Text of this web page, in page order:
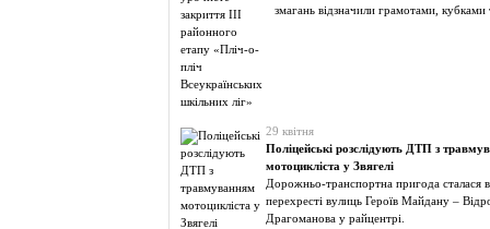
змагань відзначили грамотами,
29 квітня
Поліцейські розслідують ДТП з
мотоцикліста у Звягелі
Дорожньо-транспортна пригода сталася
перехресті вулиць Героїв Майдану –
Драгоманова у райцентрі.